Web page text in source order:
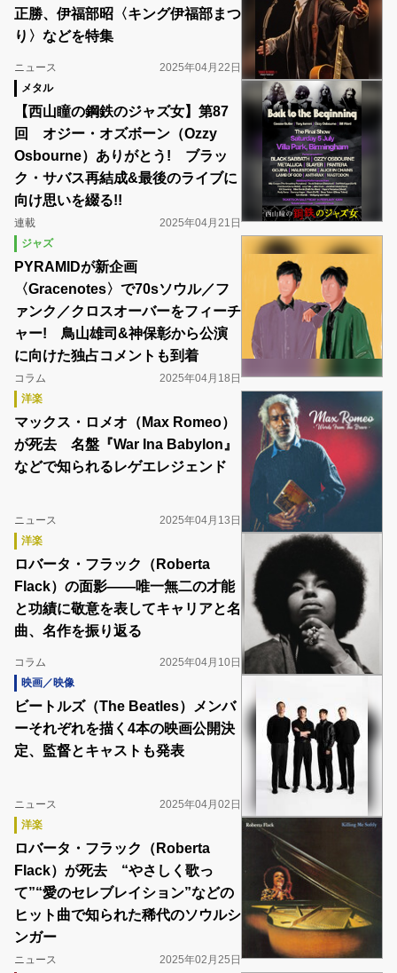
正勝、伊福部昭〈キング伊福部まつ
り〉などを特集
ニュース
2025年04月22日
メタル
【西山瞳の鋼鉄のジャズ女】第87
回 オジー・オズボーン（Ozzy
Osbourne）ありがとう! ブラッ
ク・サバス再結成&最後のライブに
向け思いを綴る!!
連載
2025年04月21日
ジャズ
PYRAMIDが新企画
〈Gracenotes〉で70sソウル／フ
ァンク／クロスオーバーをフィーチ
ャー! 鳥山雄司&神保彰から公演
に向けた独占コメントも到着
コラム
2025年04月18日
洋楽
マックス・ロメオ（Max Romeo）
が死去 名盤『War Ina Babylon』
などで知られるレゲエレジェンド
ニュース
2025年04月13日
洋楽
ロバータ・フラック（Roberta
Flack）の面影――唯一無二の才能
と功績に敬意を表してキャリアと名
曲、名作を振り返る
コラム
2025年04月10日
映画／映像
ビートルズ（The Beatles）メンバ
ーそれぞれを描く4本の映画公開決
定、監督とキャストも発表
ニュース
2025年04月02日
洋楽
ロバータ・フラック（Roberta
Flack）が死去 “やさしく歌っ
て”“愛のセレブレイション”などの
ヒット曲で知られた稀代のソウルシ
ンガー
ニュース 2025年02月25日